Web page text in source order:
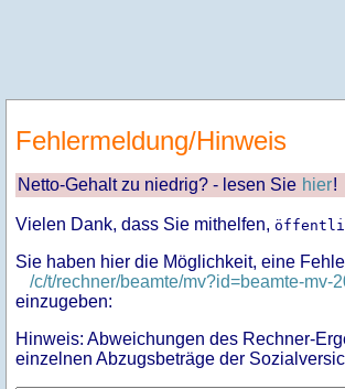
Fehlermeldung/Hinweis
Netto-Gehalt zu niedrig? - lesen Sie hier!
Vielen Dank, dass Sie mithelfen,
Sie haben hier die Möglichkeit, eine
/c/t/rechner/beamte/mv?id=beamte-
einzugeben:
Hinweis: Abweichungen des Rechner-
einzelnen Abzugsbeträge der